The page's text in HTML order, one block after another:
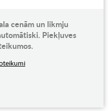
cenām un likmju
Piekļuves